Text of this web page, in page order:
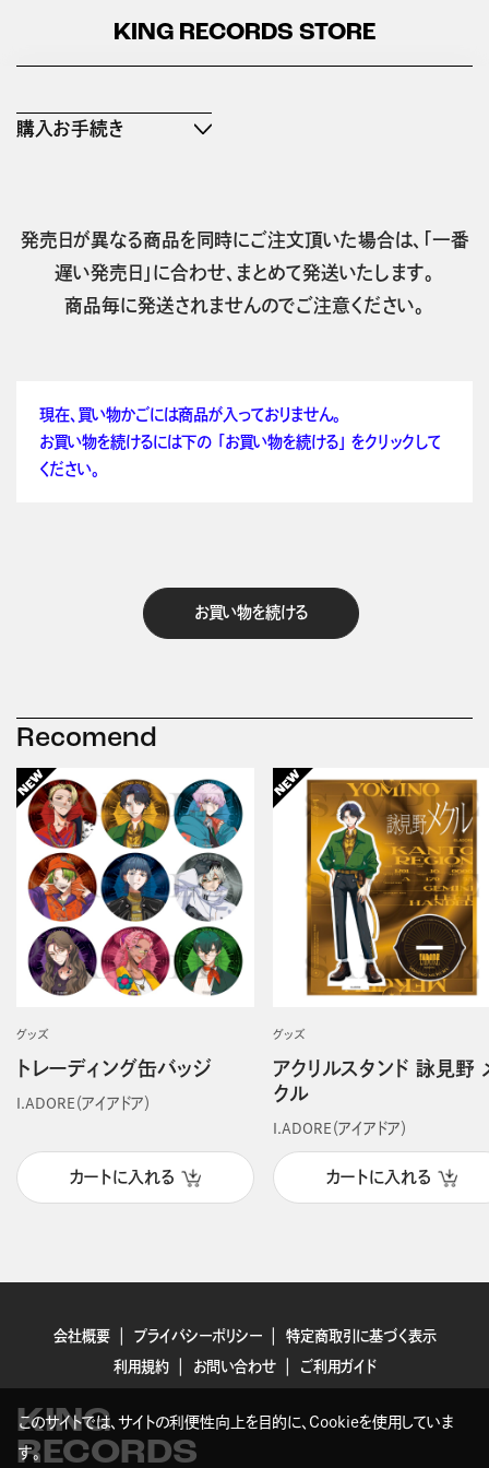
KING RECORDS STORE
購入お手続き
発売日が異なる商品を同時にご注文頂いた場合は、「一番
遅い発売日」に合わせ、まとめて発送いたします。
商品毎に発送されませんのでご注意ください。
現在、買い物かごには商品が入っておりません。
お買い物を続けるには下の 「お買い物を続ける」 をクリックして
ください。
お買い物を続ける
Recomend
グッズ
トレーディング缶バッジ
I.ADORE（アイアドア）
カートに入れる
グッズ
アクリルスタンド 詠見野
クル
I.ADORE（アイアドア）
カートに入れる
会社概要 プライバシーポリシー
特定商取引に基づく表示
利用規約
お問い合わせ ご利用ガイド
KING
RECORDS
このサイトでは、サイトの利便性向上を目的に、Cookieを使用していま
す。